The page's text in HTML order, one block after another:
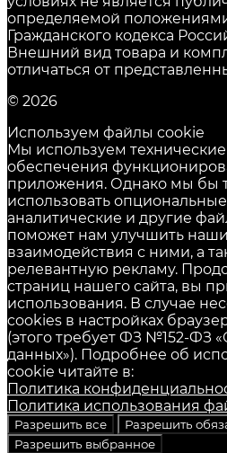
определяемой положениями
Гражданского кодекса
Внешний вид товара и
отличаться от
© 2026
Используем файлы cookie
Мы используем
обеспечения
приложения. Однако мы бы
использовать
аналитические и другие
поможет нам улучшить
взаимодействия с ними, а
релевантную рекламу.
страниц нашего сайта, вы
использования. В случае
cookies в настройках
(этого требует ФЗ №152-ФЗ
данных»). Подробнее об
cookie читайте в:
Политика
Политика использования
Разрешить все
Разрешить
Разрешить выбранное